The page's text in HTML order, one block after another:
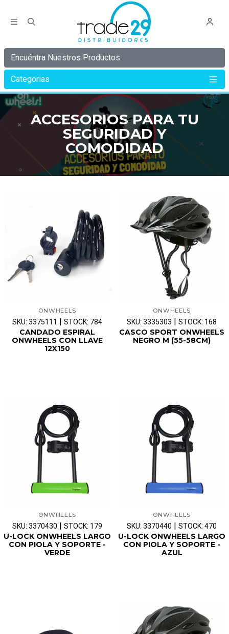
Encuéntra Nuestros Productos
Categorias
Inicio
ACCESORIOS PARA TU
SEGURIDAD Y
COMODIDAD
ONWHEELS
SKU: 3375111 | STOCK: 784
CANDADO ESPIRAL
ONWHEELS CON LLAVE
12X150
ONWHEELS
SKU: 3335303 | STOCK: 168
CASCO SPORT ONWHEELS
NEGRO M (55-58CM)
ONWHEELS
SKU: 3370430 | STOCK: 179
U-LOCK ONWHEELS LARGO
CON PIOLA Y SOPORTE -
VERDE
ONWHEELS
SKU: 3370440 | STOCK: 470
U-LOCK ONWHEELS LARGO
CON PIOLA Y SOPORTE -
AZUL